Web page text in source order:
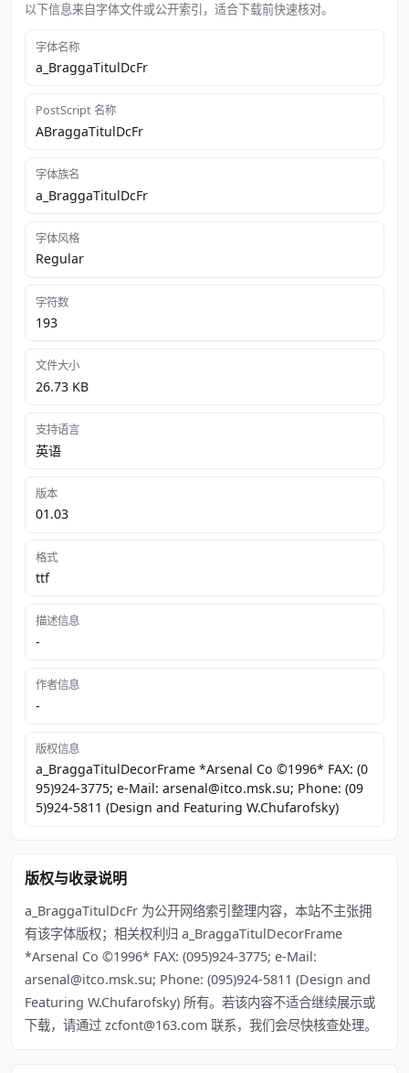
以下信息来自字体文件或公开索引，适合下载前快速核对。
字体名称
a_BraggaTitulDcFr
PostScript 名称
ABraggaTitulDcFr
字体族名
a_BraggaTitulDcFr
字体风格
Regular
字符数
193
文件大小
26.73 KB
支持语言
英语
版本
01.03
格式
ttf
描述信息
-
作者信息
-
版权信息
a_BraggaTitulDecorFrame *Arsenal Co ©1996* FAX: (0
95)924-3775; e-Mail: arsenal@itco.msk.su; Phone: (09
5)924-5811 (Design and Featuring W.Chufarofsky)
版权与收录说明
a_BraggaTitulDcFr 为公开网络索引整理内容，本站不主张拥
有该字体版权；相关权利归 a_BraggaTitulDecorFrame
*Arsenal Co ©1996* FAX: (095)924-3775; e-Mail:
arsenal@itco.msk.su; Phone: (095)924-5811 (Design and
Featuring W.Chufarofsky) 所有。若该内容不适合继续展示或
下载，请通过 zcfont@163.com 联系，我们会尽快核查处理。